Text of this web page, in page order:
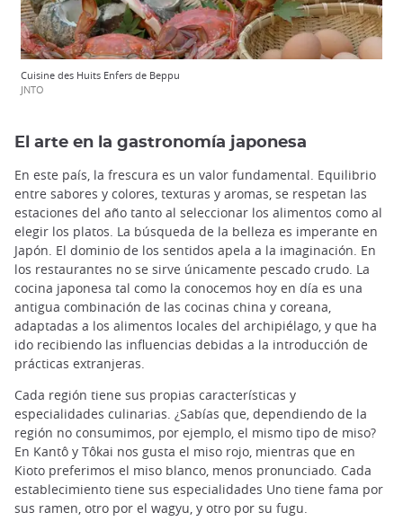
Cuisine des Huits Enfers de Beppu
JNTO
El arte en la gastronomía japonesa
En este país, la frescura es un valor fundamental. Equilibrio
entre sabores y colores, texturas y aromas, se respetan las
estaciones del año tanto al seleccionar los alimentos como al
elegir los platos. La búsqueda de la belleza es imperante en
Japón. El dominio de los sentidos apela a la imaginación. En
los restaurantes no se sirve únicamente pescado crudo. La
cocina japonesa tal como la conocemos hoy en día es una
antigua combinación de las cocinas china y coreana,
adaptadas a los alimentos locales del archipiélago, y que ha
ido recibiendo las influencias debidas a la introducción de
prácticas extranjeras.
Cada región tiene sus propias características y
especialidades culinarias. ¿Sabías que, dependiendo de la
región no consumimos, por ejemplo, el mismo tipo de miso?
En Kantô y Tôkai nos gusta el miso rojo, mientras que en
Kioto preferimos el miso blanco, menos pronunciado. Cada
establecimiento tiene sus especialidades Uno tiene fama por
sus ramen, otro por el wagyu, y otro por su fugu.